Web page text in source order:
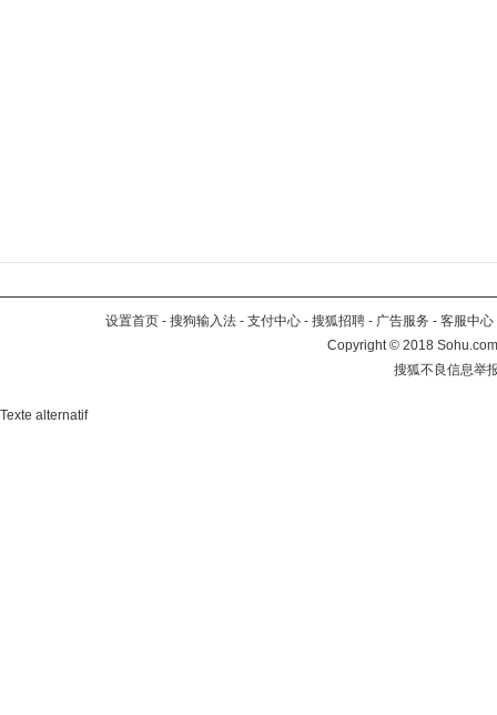
设置首页 - 搜狗输入法 - 支付中心 - 搜狐招聘 - 广告服务 - 客服中心
Copyright©2018
搜狐不良信息举
Texte alternatif